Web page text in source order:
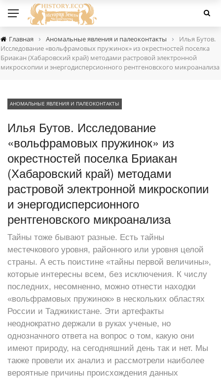
Главная › Аномальные явления и палеоконтакты ›
Илья Бутов.
Исследование «вольфрамовых пружинок» из окрестностей поселка
Бриакан (Хабаровский край) методами растровой электронной
микроскопии и энергодисперсионного рентгеновского микроанализа
АНОМАЛЬНЫЕ ЯВЛЕНИЯ И ПАЛЕОКОНТАКТЫ
Илья Бутов. Исследование
«вольфрамовых пружинок» из
окрестностей поселка Бриакан
(Хабаровский край) методами
растровой электронной микроскопии
и энергодисперсионного
рентгеновского микроанализа
Тайны тоже бывают разные. Есть тайны
местечкового уровня, районного или уровня целой
страны. А есть поистине «тайны первой величины»,
которые интересны всем, без исключения. К числу
последних, несомненно, можно отнести находки
«вольфрамовых пружинок» в нескольких областях
России и Таджикистане. Эти артефакты
неоднократно держали в руках ученые, но
однозначного ответа на вопрос о том, какую они
имеют природу, на сегодняшний день так и нет. Мы
также провели их анализ и рассмотрели наиболее
вероятные причины происхождения данных